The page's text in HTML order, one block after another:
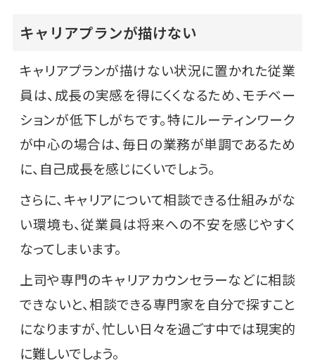
キャリアプランが描けない
キャリアプランが描けない状況に置かれた従業
員は、成長の実感を得にくくなるため、モチベー
ションが低下しがちです。特にルーティンワーク
が中心の場合は、毎日の業務が単調であるため
に、自己成長を感じにくいでしょう。
さらに、キャリアについて相談できる仕組みがな
い環境も、従業員は将来への不安を感じやすく
なってしまいます。
上司や専門のキャリアカウンセラーなどに相談
できないと、相談できる専門家を自分で探すこと
になりますが、忙しい日々を過ごす中では現実的
に難しいでしょう。